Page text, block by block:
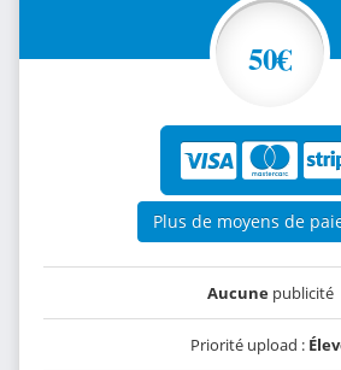
50€
Plus de moyens de
Aucunepublicité
Priorité upload :